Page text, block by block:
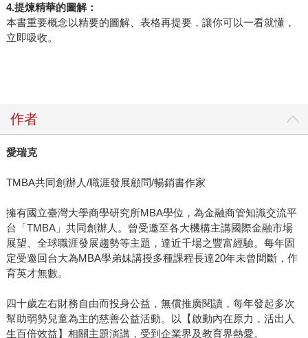
4.提煉精華的圖解：
本書重要概念以精要的圖解、表格再提要，讓你可以一看就懂，
立即吸收。
作者
愛瑞克
TMBA共同創辦人/職涯發展顧問/暢銷書作家
擁有國立臺灣大學商學研究所MBA學位，為金融商管知識交流平
台「TMBA」共同創辦人。曾受邀至各大機構主講國際金融市場
展望、全球職涯發展趨勢等主題，達近千場之豐富經驗。每年固
定受邀回台大為MBA學弟妹講授多種課程長達20年未曾間斷，作
育英才無數。
四十歲左右財務自由而投身公益，無償推廣閱讀，每年發起多次
幫助弱勢兒童為主的慈善公益活動。以【啟動內在原力，活出人
生百倍效益】相關主題演講，受到企業界及教育界熱愛。